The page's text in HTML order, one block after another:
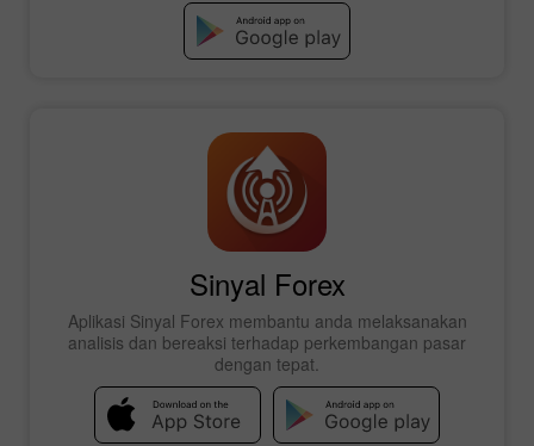
Sinyal Forex
Aplikasi Sinyal Forex membantu anda melaksanakan
analisis dan bereaksi terhadap perkembangan pasar
dengan tepat.